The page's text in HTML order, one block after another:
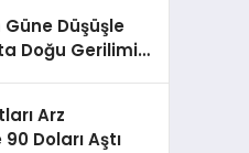
Güne Düşüşle
Doğu Gerilimi
Arz
Doları Aştı